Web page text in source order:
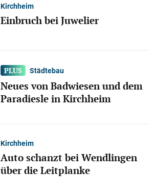
Kirchheim
Einbruch bei Juwelier
Städtebau
Neues von Badwiesen und dem
Paradiesle in Kirchheim
Kirchheim
Auto schanzt bei Wendlingen
über die Leitplanke